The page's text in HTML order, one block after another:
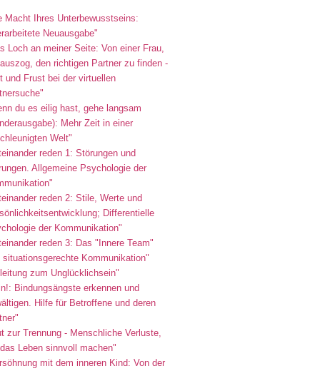
Macht Ihres Unterbewusstseins:
Neuausgabe"
Loch an meiner Seite: Von einer Frau,
den richtigen Partner zu finden -
und Frust bei der virtuellen
du es eilig hast, gehe langsam
Mehr Zeit in einer
Welt"
reden 1: Störungen und
Allgemeine Psychologie der
reden 2: Stile, Werte und
Differentielle
der Kommunikation"
reden 3: Das "Innere Team"
situationsgerechte Kommunikation"
zum Unglücklichsein"
Bindungsängste erkennen und
Hilfe für Betroffene und deren
zur Trennung - Menschliche Verluste,
Leben sinnvoll machen"
mit dem inneren Kind: Von der